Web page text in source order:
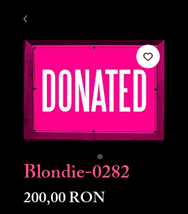
Blondie-0282
200,00 RONPreț